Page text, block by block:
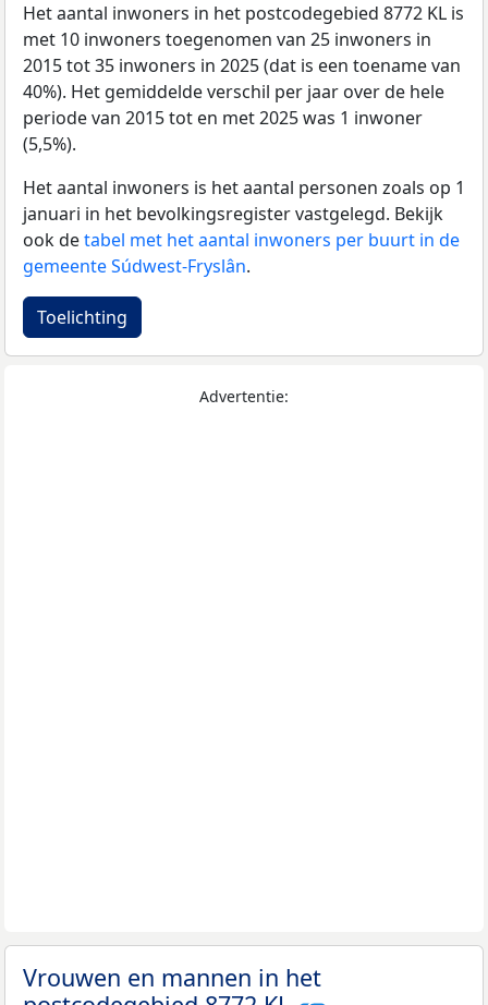
Het aantal inwoners in het postcodegebied 8772 KL is
met 10 inwoners toegenomen van 25 inwoners in
2015 tot 35 inwoners in 2025 (dat is een toename van
40%). Het gemiddelde verschil per jaar over de hele
periode van 2015 tot en met 2025 was 1 inwoner
(5,5%).
Het aantal inwoners is het aantal personen zoals op 1
januari in het bevolkingsregister vastgelegd. Bekijk
ook detabel met het aantal inwoners per buurt in de
gemeente Súdwest-Fryslân.
Toelichting
Advertentie:
Vrouwen en mannen in het